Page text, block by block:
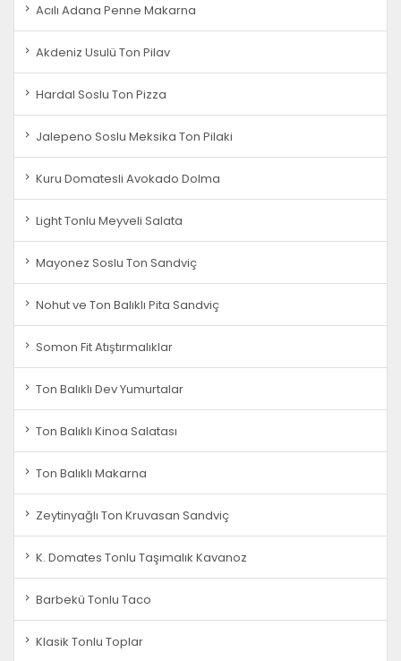
Acılı Adana Penne Makarna
Akdeniz Usulü Ton Pilav
Hardal Soslu Ton Pizza
Jalepeno Soslu Meksika Ton Pilaki
Kuru Domatesli Avokado Dolma
Light Tonlu Meyveli Salata
Mayonez Soslu Ton Sandviç
Nohut ve Ton Balıklı Pita Sandviç
Somon Fit Atıştırmalıklar
Ton Balıklı Dev Yumurtalar
Ton Balıklı Kinoa Salatası
Ton Balıklı Makarna
Zeytinyağlı Ton Kruvasan Sandviç
K. Domates Tonlu Taşımalık Kavanoz
Barbekü Tonlu Taco
Klasik Tonlu Toplar